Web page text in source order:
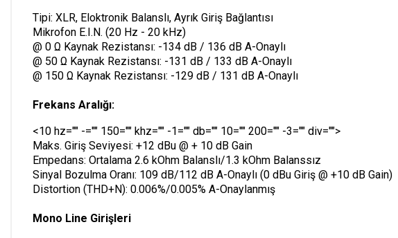
Tipi: XLR, Eloktronik Balanslı, Ayrık Giriş Bağlantısı
Mikrofon E.I.N. (20 Hz - 20 kHz)
@ 0 Ω Kaynak Rezistansı: -134 dB / 136 dB A-Onaylı
@ 50 Ω Kaynak Rezistansı: -131 dB / 133 dB A-Onaylı
@ 150 Ω Kaynak Rezistansı: -129 dB / 131 dB A-Onaylı
Frekans Aralığı:
<10 hz="" -="" 150="" khz="" -1="" db="" 10="" 200="" -3="" div="">
Maks. Giriş Seviyesi: +12 dBu @ + 10 dB Gain
Empedans: Ortalama 2.6 kOhm Balanslı/1.3 kOhm Balanssız
Sinyal Bozulma Oranı: 109 dB/112 dB A-Onaylı (0 dBu Giriş @ +10 dB Gain)
Distortion (THD+N): 0.006%/0.005% A-Onaylanmış
Mono Line Girişleri